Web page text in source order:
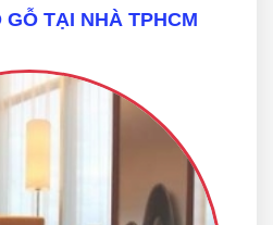
TẠI NHÀ TPHCM